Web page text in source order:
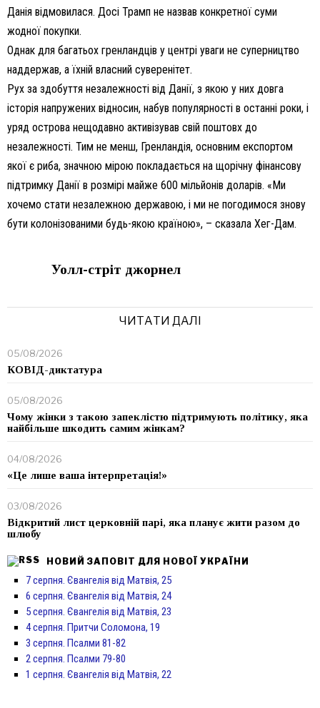
Данія відмовилася. Досі Трамп не назвав конкретної суми
жодної покупки.
Однак для багатьох гренландців у центрі уваги не суперництво
наддержав, а їхній власний суверенітет.
Рух за здобуття незалежності від Данії, з якою у них довга
історія напружених відносин, набув популярності в останні роки, і
уряд острова нещодавно активізував свій поштовх до
незалежності. Тим не менш, Гренландія, основним експортом
якої є риба, значною мірою покладається на щорічну фінансову
підтримку Данії в розмірі майже 600 мільйонів доларів. «Ми
хочемо стати незалежною державою, і ми не погодимося знову
бути колонізованими будь-якою країною», – сказала Хег-Дам.
Уолл-стріт джорнел
ЧИТАТИ ДАЛІ
05/08/2026
КОВІД-диктатура
05/08/2026
Чому жінки з такою запеклістю підтримують політику, яка
найбільше шкодить самим жінкам?
04/08/2026
«Це лише ваша інтерпретація!»
03/08/2026
Відкритий лист церковній парі, яка планує жити разом до
шлюбу
НОВИЙ ЗАПОВІТ ДЛЯ НОВОЇ УКРАЇНИ
7 серпня. Євангелія від Матвія, 25
6 серпня. Євангелія від Матвія, 24
5 серпня. Євангелія від Матвія, 23
4 серпня. Притчи Соломона, 19
3 серпня. Псалми 81-82
2 серпня. Псалми 79-80
1 серпня. Євангелія від Матвія, 22